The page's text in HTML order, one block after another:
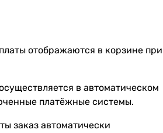
отображаются в корзине при
в автоматическом
платёжные системы.
заказ автоматически